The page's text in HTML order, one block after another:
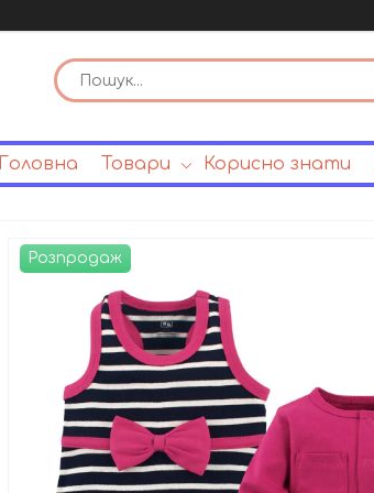
Головна Товари Корисно знати
Розпродаж